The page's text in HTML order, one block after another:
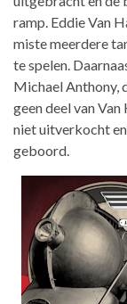
ramp. Eddie Van
miste meerdere
te spelen.
Michael Anthony,
geen deel van
niet uitverkocht
geboord.